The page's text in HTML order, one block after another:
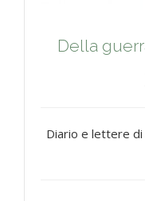
Della
Diario e lettere